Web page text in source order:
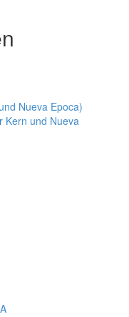
Nueva Epoca)
Kern und Nueva